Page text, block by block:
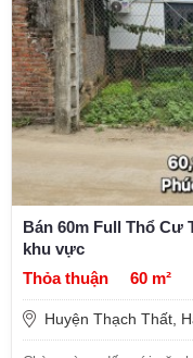
Bán 60m Full Thổ Cư
khu vực
Thỏa thuận
60 m²
Huyện Thạch Thất,